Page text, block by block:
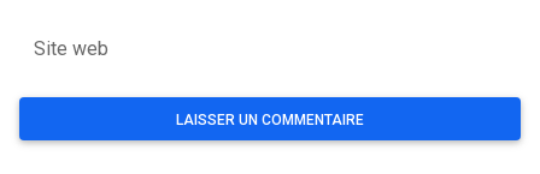
Site web